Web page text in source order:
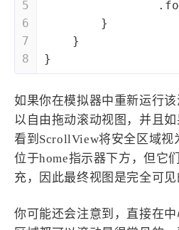
5
6
7
8
        }
    }
}
如果你在模拟器中重新运行
以自由拖动滚动视图，并且
看到ScrollView将安全区域视
位于home指示器下方，但它
充，因此最终视图是完全可见
你可能还会注意到，直接在